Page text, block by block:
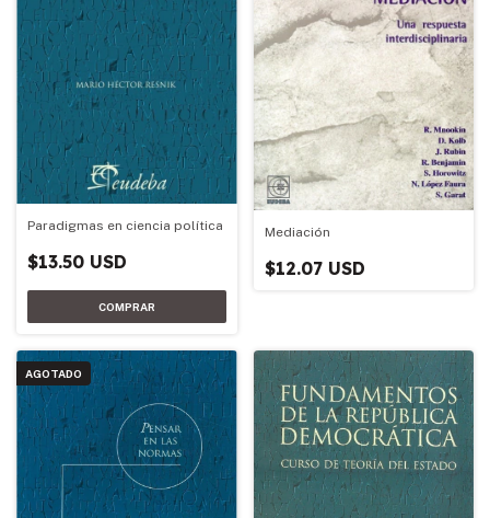
Paradigmas en ciencia política
$13.50 USD
Mediación
$12.07 USD
AGOTADO